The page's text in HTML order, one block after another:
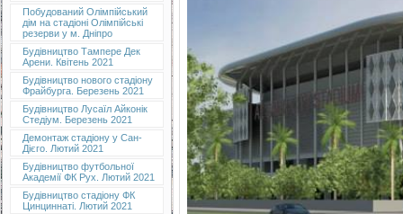
Побудований Олімпійський
дім на стадіоні Олімпійські
резерви у м. Дніпро
Будівництво Тампере Дек
Арени. Квітень 2021
Будівництво нового стадіону
Фрайбурга. Березень 2021
Будівництво Лусаїл Айконік
Стедіум. Березень 2021
Демонтаж стадіону у Сан-
Дієго. Лютий 2021
Будівництво футбольної
Академії ФК Рух. Лютий 2021
Будівництво стадіону ФК
Цинциннаті. Лютий 2021